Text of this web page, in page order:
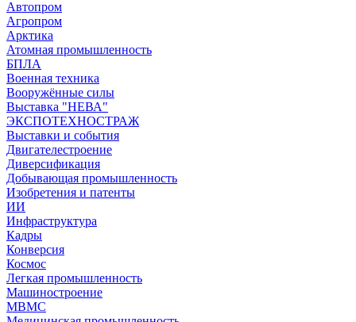
Автопром
Агропром
Арктика
Атомная промышленность
БПЛА
Военная техника
Вооружённые силы
Выставка "НЕВА"
ЭКСПОТЕХНОСТРАЖ
Выставки и события
Двигателестроение
Диверсификация
Добывающая промышленность
Изобретения и патенты
ИИ
Инфраструктура
Кадры
Конверсия
Космос
Легкая промышленность
Машиностроение
МВМС